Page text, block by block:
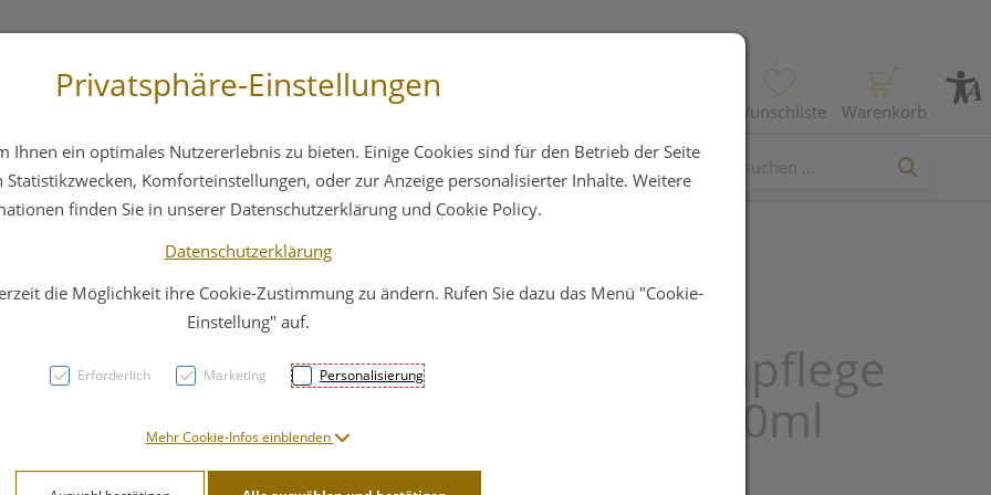
Wunschliste Warenkorb
Hautpflege Familie Nahrungsergänzung
Sonnenprodukte
Hyaluron Sonnenpflege
Koerper Lsf30 150ml
PZN: 4624306
Privatsphäre-Einstellungen
Ihnen ein optimales Nutzererlebnis zu bieten. Einige Cookies sind für den Betrieb der Seite
Komforteinstellungen, oder zur Anzeige personalisierter Inhalte. Weitere
finden Sie in unserer Datenschutzerklärung und Cookie Policy.
Datenschutzerklärung
die Möglichkeit ihre Cookie-Zustimmung zu ändern. Rufen Sie dazu das Menü "Cookie-
Einstellung" auf.
Erforderlich Marketing Personalisierung
Mehr Cookie-Infos einblenden